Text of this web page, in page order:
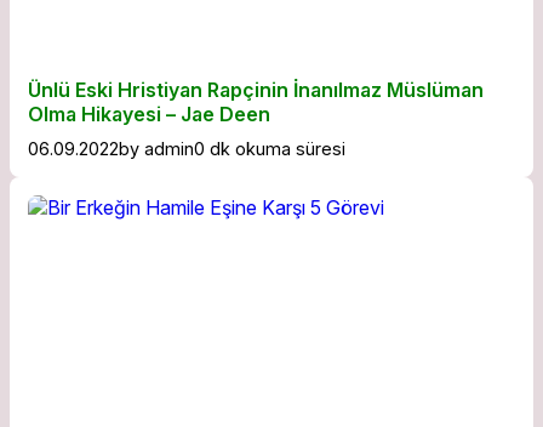
Ünlü Eski Hristiyan Rapçinin İnanılmaz Müslüman
Olma Hikayesi – Jae Deen
06.09.2022by admin0 dk okuma süresi